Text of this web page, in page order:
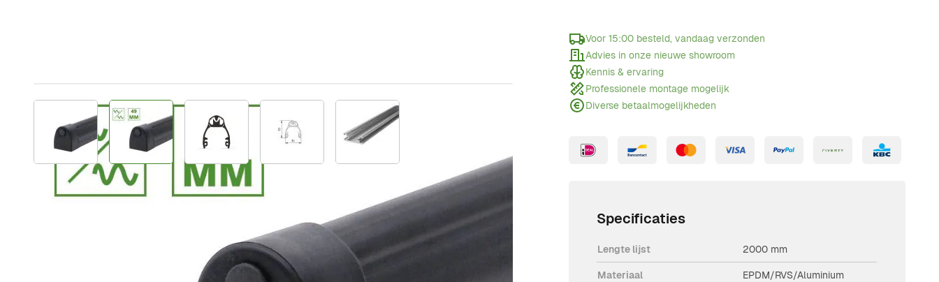
View larger imageView larger imageView larger imageView larger imageView larger image
Voor 15:00 besteld, vandaag verzonden
Advies in onze nieuwe showroom
Kennis & ervaring
Professionele montage mogelijk
Diverse betaalmogelijkheden
Plus- en minpunten
Specificaties
Lengte lijst 2000 mm
Materiaal EPDM/RVS/Aluminium